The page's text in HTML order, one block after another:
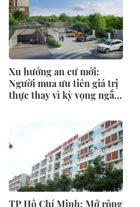
Xu hướng an cư mới:
Người mua ưu tiên giá trị
thực thay vì kỳ vọng ngắn
TP Hồ Chí Minh: Mở rộng